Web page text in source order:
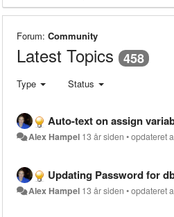
Forum: Community
Latest Topics 458
Type Status
Auto-text on assign
Alex Hampel 13 år siden •opdateret
Updating Password for
Alex Hampel 13 år siden •opdateret